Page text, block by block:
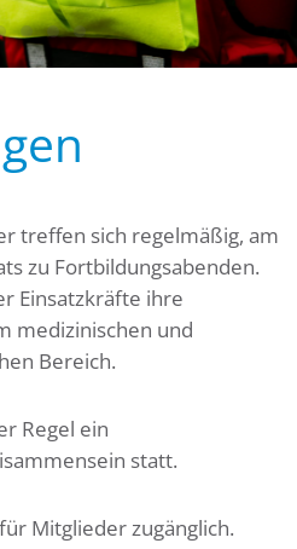
Alzenau
Wasserwacht Alzenau
Wasserwacht Alzenau
Wasserwacht Alzenau
Wasserwacht Alzenau
treffen sich regelmäßig, am
zu Fortbildungsabenden.
Einsatzkräfte ihre
medizinischen und
Bereich.
Regel ein
statt.
Mitglieder zugänglich.